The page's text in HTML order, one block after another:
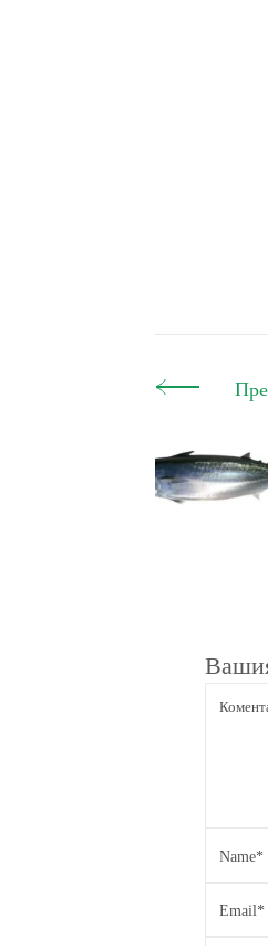
Post